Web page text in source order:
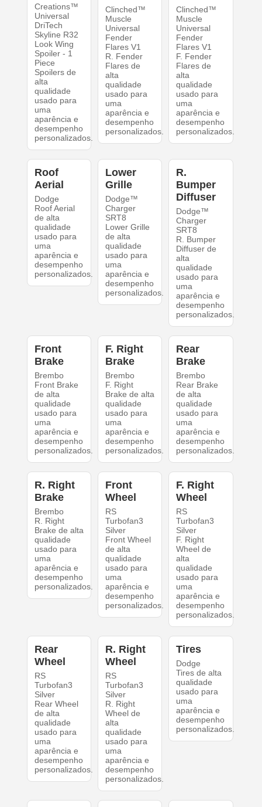
Creations™
Universal
DriTech
Skyline R32
Look Wing
Spoiler - 1
Piece
Spoilers de
alta
qualidade
usado para
uma
aparência e
desempenho
personalizados.
Clinched™
Muscle
Universal
Fender
Flares V1
R. Fender
Flares de
alta
qualidade
usado para
uma
aparência e
desempenho
personalizados.
Clinched™
Muscle
Universal
Fender
Flares V1
F. Fender
Flares de
alta
qualidade
usado para
uma
aparência e
desempenho
personalizados.
Roof
Aerial
Dodge
Roof Aerial
de alta
qualidade
usado para
uma
aparência e
desempenho
personalizados.
Lower
Grille
Dodge™
Charger
SRT8
Lower Grille
de alta
qualidade
usado para
uma
aparência e
desempenho
personalizados.
R.
Bumper
Diffuser
Dodge™
Charger
SRT8
R. Bumper
Diffuser de
alta
qualidade
usado para
uma
aparência e
desempenho
personalizados.
Front
Brake
Brembo
Front Brake
de alta
qualidade
usado para
uma
aparência e
desempenho
personalizados.
F. Right
Brake
Brembo
F. Right
Brake de alta
qualidade
usado para
uma
aparência e
desempenho
personalizados.
Rear
Brake
Brembo
Rear Brake
de alta
qualidade
usado para
uma
aparência e
desempenho
personalizados.
R. Right
Brake
Brembo
R. Right
Brake de alta
qualidade
usado para
uma
aparência e
desempenho
personalizados.
Front
Wheel
RS
Turbofan3
Silver
Front Wheel
de alta
qualidade
usado para
uma
aparência e
desempenho
personalizados.
F. Right
Wheel
RS
Turbofan3
Silver
F. Right
Wheel de
alta
qualidade
usado para
uma
aparência e
desempenho
personalizados.
Rear
Wheel
RS
Turbofan3
Silver
Rear Wheel
de alta
qualidade
usado para
uma
aparência e
desempenho
personalizados.
R. Right
Wheel
RS
Turbofan3
Silver
R. Right
Wheel de
alta
qualidade
usado para
uma
aparência e
desempenho
personalizados.
Tires
Dodge
Tires de alta
qualidade
usado para
uma
aparência e
desempenho
personalizados.